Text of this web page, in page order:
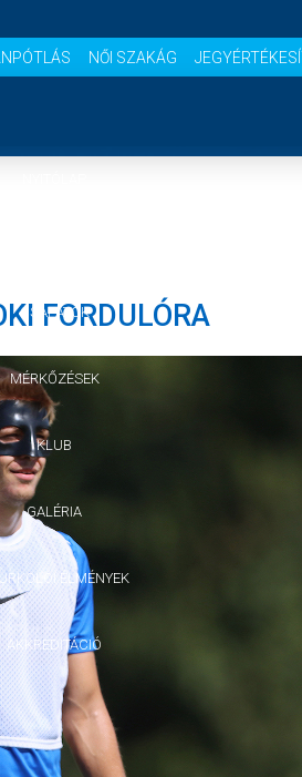
NŐI SZAKÁG
CSAPATOK
MÉRKŐZÉSEK
KLUB
GALÉRIA
ÉLMÉNYEK
AKKREDITÁCIÓ
FORDULÓRA